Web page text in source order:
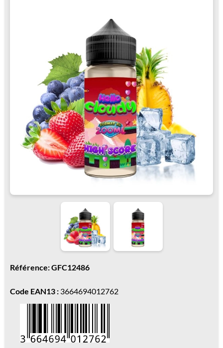
Référence: GFC12486
Code EAN13 : 3664694012762